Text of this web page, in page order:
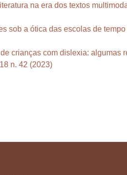
na era dos textos
sob a ótica das escolas de tempo
crianças com dislexia: algumas
n. 42 (2023)